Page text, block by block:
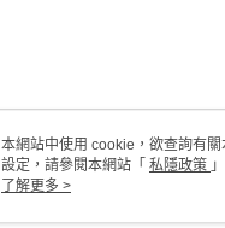
本網站中使用 cookie，欲查詢有
設定，請參閱本網站「 私隱政策
用 cookie。
了解更多 >